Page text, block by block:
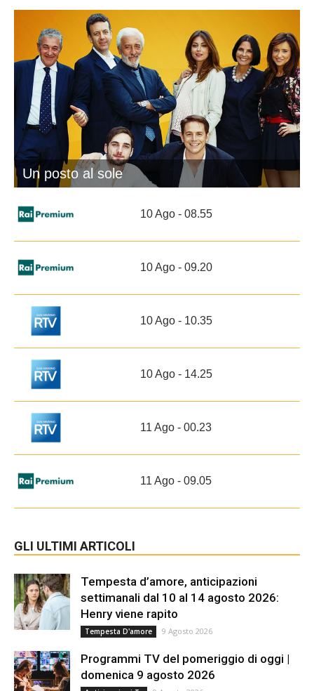
Un posto al sole
10 Ago - 08.55
10 Ago - 09.20
10 Ago - 10.35
10 Ago - 14.25
11 Ago - 00.23
11 Ago - 09.05
GLI ULTIMI ARTICOLI
Tempesta d’amore, anticipazioni
settimanali dal 10 al 14 agosto 2026:
Henry viene rapito
Tempesta D'amore 9 Agosto 2026
Programmi TV del pomeriggio di oggi |
domenica 9 agosto 2026